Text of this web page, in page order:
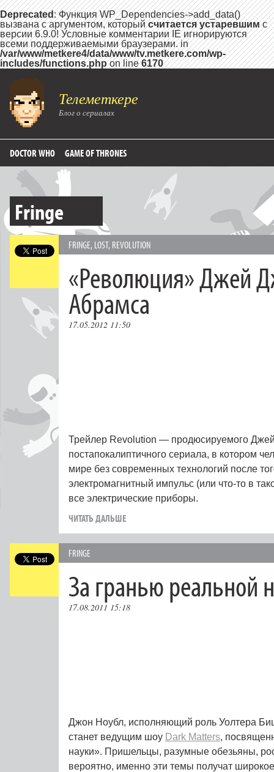
Deprecated: Функция WP_Dependencies->add_data()
вызвана с аргументом, которыйсчитается устаревшимс
версии 6.9.0! Условные комментарии IE игнорируются
всеми поддерживаемыми браузерами. in
/var/www/metkere4/data/www/tv.metkere.com/wp-
includes/functions.phpon line6170
Телеметкере
Блог о сериалах
DOCTOR WHO GAME OF THRONES
Fringe
FRINGE, LOST, REVOLUTION
«Революция» Джей
Абрамса
17.05.2012 11:50
Трейлер Revolution — продюсируемого
постапокалиптичного сериала, в котором
мире без современных технологий после
электромагнитный импульс (или что-то в
все электрические приборы.
ЧИТАТЬ ДАЛЬШЕ
FRINGE
За гранью реальной
17.08.2011 15:18
Джон Ноубл, исполняющий роль Уолтера
станет ведущим шоу Dark Matters,
науки». Пришельцы, разумные обезьяны,
вероятно, именно эти темы получат